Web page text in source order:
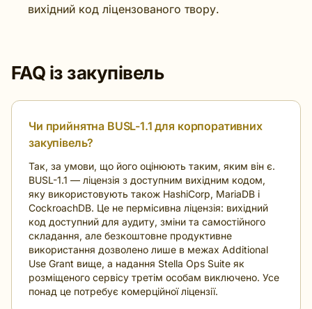
вихідний код ліцензованого твору.
FAQ із закупівель
Чи прийнятна BUSL-1.1 для корпоративних
закупівель?
Так, за умови, що його оцінюють таким, яким він є.
BUSL-1.1 — ліцензія з доступним вихідним кодом,
яку використовують також HashiCorp, MariaDB і
CockroachDB. Це не пермісивна ліцензія: вихідний
код доступний для аудиту, зміни та самостійного
складання, але безкоштовне продуктивне
використання дозволено лише в межах Additional
Use Grant вище, а надання Stella Ops Suite як
розміщеного сервісу третім особам виключено. Усе
понад це потребує комерційної ліцензії.